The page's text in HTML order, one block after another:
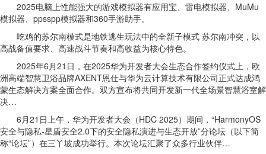
2025电脑上性能强大的游戏模拟器有应用宝、雷电模拟器、MuMu
模拟器、ppsspp模拟器和360手游助手。
吃鸡的苏尔南模式是地铁逃生玩法中的全新子模式 苏尔南冲突，以
高战备值要求、高速战斗节奏和高收益为核心特色。
2025年6月21日，在2025华为开发者大会生态合作签约仪式上，欧
洲高端智慧卫浴品牌AXENT恩仕与华为云计算技术有限公司正式达成鸿
蒙生态解决方案全面合作。双方宣布将共同开发新一代全场景智慧浴室解
决…
6月21日上午，华为开发者大会（HDC 2025）期间，“HarmonyOS
安全与隐私-星盾安全2.0下的安全隐私演进与生态开放”分论坛（以下简
称“论坛”）在三丫坡成功举行。本次论坛汇聚了众多行业伙伴…